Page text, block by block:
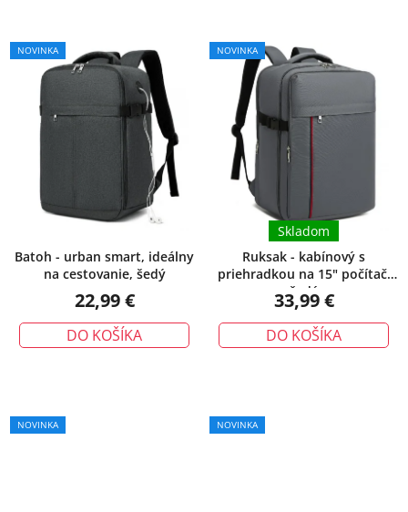
NOVINKA
Batoh - urban smart, ideálny
na cestovanie, šedý
22,99 €
DO KOŠÍKA
NOVINKA
Ruksak - kabínový s
priehradkou na 15" počítač,
šedý
Skladom
33,99 €
DO KOŠÍKA
NOVINKA NOVINKA